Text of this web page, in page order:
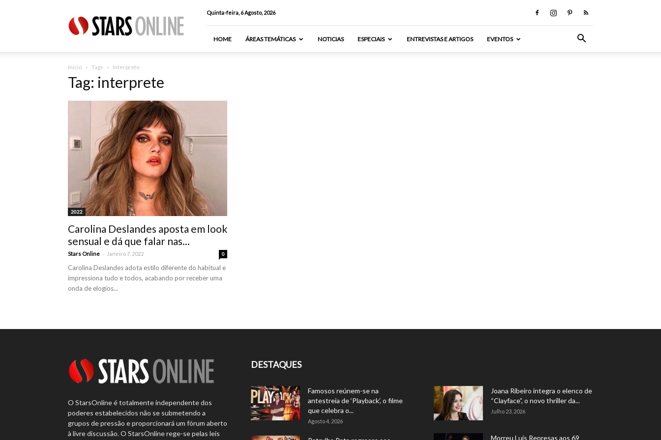
Online
Quinta-feira, 6 Agosto, 2026
HOME ÁREAS TEMÁTICAS NOTICIAS ESPECIAIS ENTREVISTAS E ARTIGOS EVENTOS
Inicio Tags Interprete
Tag: interprete
2022
Carolina Deslandes aposta em look
sensual e dá que falar nas...
Stars Online - Janeiro 7, 2022 0
Carolina Deslandes adota estilo diferente do habitual e
impressiona tudo e todos, acabando por receber uma
onda de elogios...
O StarsOnline é totalmente independente dos
poderes estabelecidos não se submetendo a
grupos de pressão e proporcionará um fórum aberto
à livre discussão. O StarsOnline rege-se pelas leis
DESTAQUES
Famosos reúnem-se na
antestreia de ‘Playback’, o filme
que celebra o...
Agosto 4, 2026
Joana Ribeiro integra o elenco de
“Clayface”, o novo thriller da...
Julho 23, 2026
Morreu Luís Represas aos 69